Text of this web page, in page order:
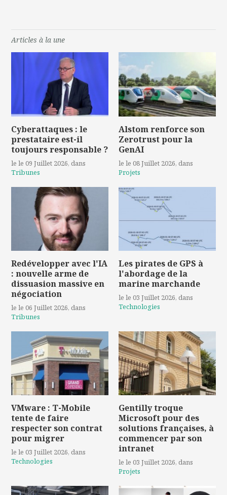
Articles à la une
Cyberattaques : le
prestataire est-il
toujours responsable ?
le le 09 Juillet 2026, dans
Tribunes
Alstom renforce son
Zerotrust pour la
GenAI
le le 08 Juillet 2026, dans
Projets
Redévelopper avec l'IA
: nouvelle arme de
dissuasion massive en
négociation
le le 06 Juillet 2026, dans
Tribunes
Les pirates de GPS à
l'abordage de la
marine marchande
le le 03 Juillet 2026, dans
Technologies
VMware : T-Mobile
tente de faire
respecter son contrat
pour migrer
le le 03 Juillet 2026, dans
Technologies
Gentilly troque
Microsoft pour des
solutions françaises, à
commencer par son
intranet
le le 03 Juillet 2026, dans
Projets